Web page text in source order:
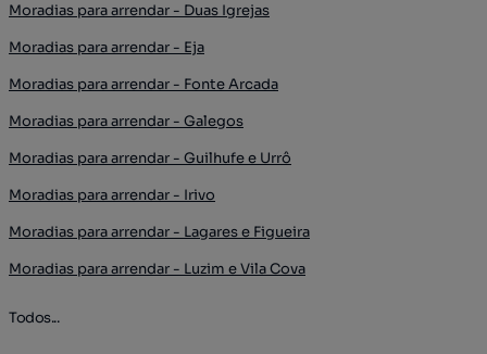
Moradias para arrendar - Duas Igrejas
Moradias para arrendar - Eja
Moradias para arrendar - Fonte Arcada
Moradias para arrendar - Galegos
Moradias para arrendar - Guilhufe e Urrô
Moradias para arrendar - Irivo
Moradias para arrendar - Lagares e Figueira
Moradias para arrendar - Luzim e Vila Cova
Todos...